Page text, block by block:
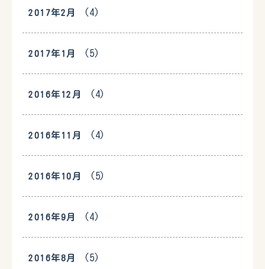
2017年2月 (4)
2017年1月 (5)
2016年12月 (4)
2016年11月 (4)
2016年10月 (5)
2016年9月 (4)
2016年8月 (5)